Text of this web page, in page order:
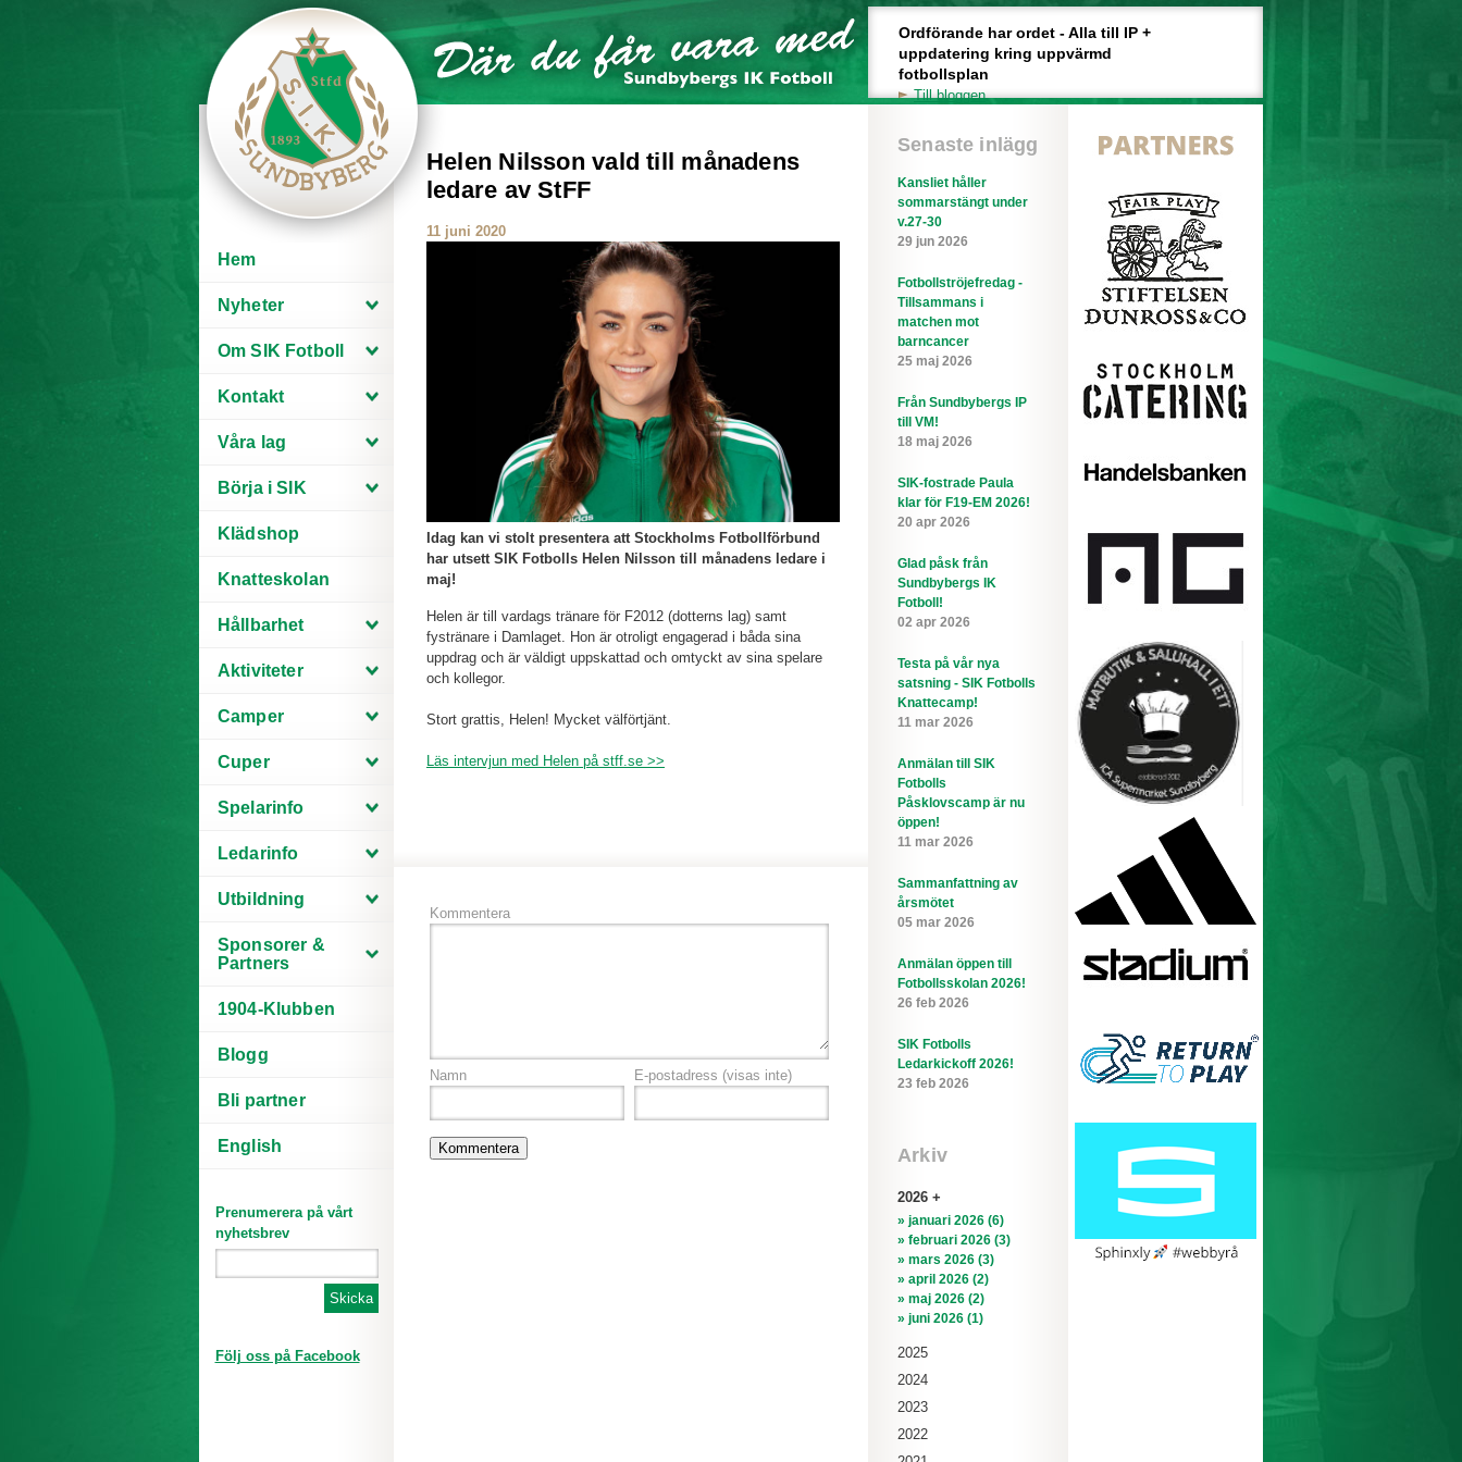
Ordförande har ordet - Alla till IP +
uppdatering kring uppvärmd
fotbollsplan
Till bloggen
Hem
Nyheter
Om SIK Fotboll
Kontakt
Våra lag
Börja i SIK
Klädshop
Knatteskolan
Hållbarhet
Aktiviteter
Camper
Cuper
Spelarinfo
Ledarinfo
Utbildning
Sponsorer &
Partners
1904-Klubben
Blogg
Bli partner
English
Prenumerera på vårt
nyhetsbrev
Följ oss på Facebook
Helen Nilsson vald till månadens
ledare av StFF
11 juni 2020
Idag kan vi stolt presentera att Stockholms Fotbollförbund
har utsett SIK Fotbolls Helen Nilsson till månadens ledare i
maj!
Helen är till vardags tränare för F2012 (dotterns lag) samt
fystränare i Damlaget. Hon är otroligt engagerad i båda sina
uppdrag och är väldigt uppskattad och omtyckt av sina spelare
och kollegor.
Stort grattis, Helen! Mycket välförtjänt.
Läs intervjun med Helen på stff.se >>
Kommentera
Namn E-postadress (visas inte)
Senaste inlägg
Kansliet håller
sommarstängt under
v.27-30
29 jun 2026
Fotbollströjefredag -
Tillsammans i
matchen mot
barncancer
25 maj 2026
Från Sundbybergs IP
till VM!
18 maj 2026
SIK-fostrade Paula
klar för F19-EM 2026!
20 apr 2026
Glad påsk från
Sundbybergs IK
Fotboll!
02 apr 2026
Testa på vår nya
satsning - SIK Fotbolls
Knattecamp!
11 mar 2026
Anmälan till SIK
Fotbolls
Påsklovscamp är nu
öppen!
11 mar 2026
Sammanfattning av
årsmötet
05 mar 2026
Anmälan öppen till
Fotbollsskolan 2026!
26 feb 2026
SIK Fotbolls
Ledarkickoff 2026!
23 feb 2026
Arkiv
2026
» januari 2026 (6)
» februari 2026 (3)
» mars 2026 (3)
» april 2026 (2)
» maj 2026 (2)
» juni 2026 (1)
2025
2024
2023
2022